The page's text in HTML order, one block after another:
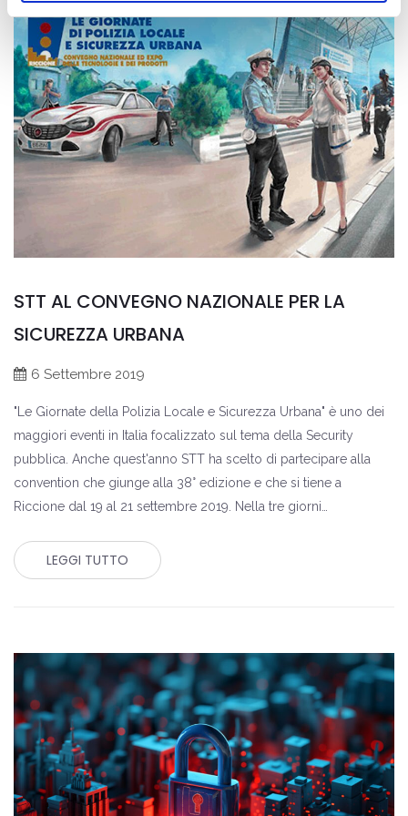
STT AL CONVEGNO NAZIONALE PER LA
SICUREZZA URBANA
6 Settembre 2019
"Le Giornate della Polizia Locale e Sicurezza Urbana" è uno dei
maggiori eventi in Italia focalizzato sul tema della Security
pubblica. Anche quest'anno STT ha scelto di partecipare alla
convention che giunge alla 38° edizione e che si tiene a
Riccione dal 19 al 21 settembre 2019. Nella tre giorni…
LEGGI TUTTO